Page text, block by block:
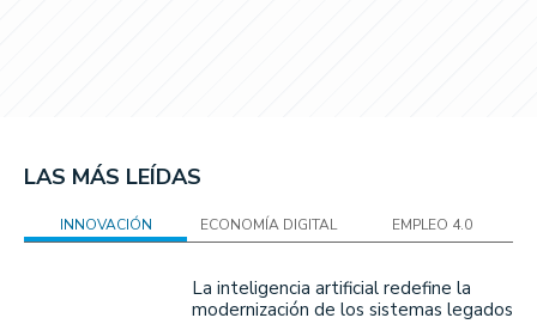
LAS MÁS LEÍDAS
INNOVACIÓN ECONOMÍA DIGITAL EMPLEO 4.0
La inteligencia artificial redefine la
modernización de los sistemas legados